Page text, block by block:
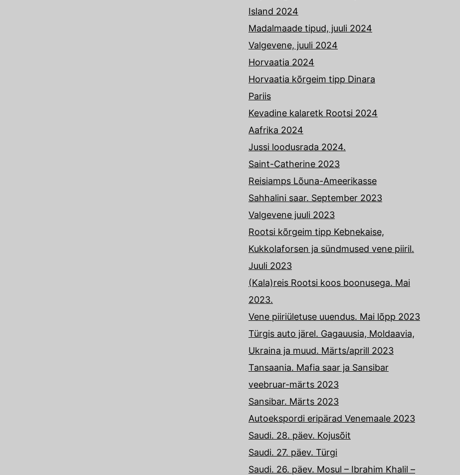
Island 2024
Madalmaade tipud, juuli 2024
Valgevene, juuli 2024
Horvaatia 2024
Horvaatia kõrgeim tipp Dinara
Pariis
Kevadine kalaretk Rootsi 2024
Aafrika 2024
Jussi loodusrada 2024.
Saint-Catherine 2023
Reisiamps Lõuna-Ameerikasse
Sahhalini saar. September 2023
Valgevene juuli 2023
Rootsi kõrgeim tipp Kebnekaise,
Kukkolaforsen ja sündmused vene piiril.
Juuli 2023
(Kala)reis Rootsi koos boonusega. Mai
2023.
Vene piiriületuse uuendus. Mai lõpp 2023
Türgis auto järel. Gagauusia, Moldaavia,
Ukraina ja muud. Märts/aprill 2023
Tansaania. Mafia saar ja Sansibar
veebruar-märts 2023
Sansibar. Märts 2023
Autoekspordi eripärad Venemaale 2023
Saudi. 28. päev. Kojusõit
Saudi. 27. päev. Türgi
Saudi. 26. päev. Mosul – Ibrahim Khalil –